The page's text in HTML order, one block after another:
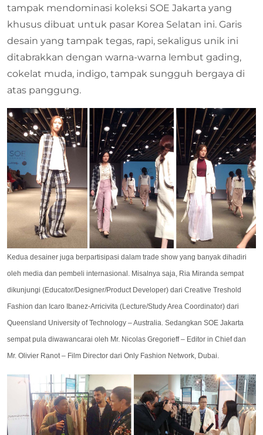
tampak mendominasi koleksi SOE Jakarta yang
khusus dibuat untuk pasar Korea Selatan ini. Garis
desain yang tampak tegas, rapi, sekaligus unik ini
ditabrakkan dengan warna-warna lembut gading,
cokelat muda, indigo, tampak sungguh bergaya di
atas panggung.
Kedua desainer juga berpartisipasi dalam trade show yang banyak dihadiri
oleh media dan pembeli internasional. Misalnya saja, Ria Miranda sempat
dikunjungi (Educator/Designer/Product Developer) dari Creative Treshold
Fashion dan Icaro Ibanez-Arricivita (Lecture/Study Area Coordinator) dari
Queensland University of Technology – Australia. Sedangkan SOE Jakarta
sempat pula diwawancarai oleh Mr. Nicolas Gregorieff – Editor in Chief dan
Mr. Olivier Ranot – Film Director dari Only Fashion Network, Dubai.